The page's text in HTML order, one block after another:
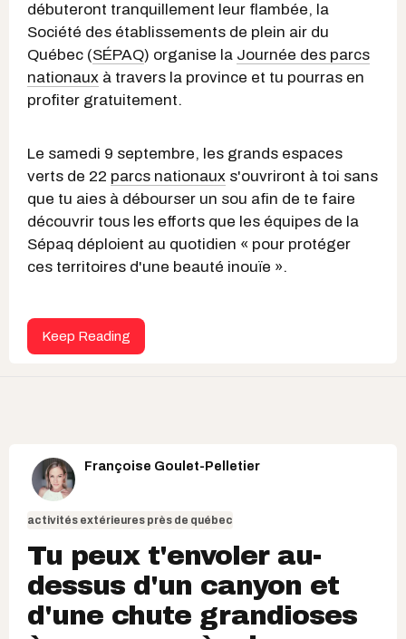
débuteront tranquillement leur flambée, la
Société des établissements de plein air du
Québec (SÉPAQ) organise la Journée des parcs
nationaux à travers la province et tu pourras en
profiter gratuitement.
Le samedi 9 septembre, les grands espaces
verts de 22 parcs nationaux s'ouvriront à toi sans
que tu aies à débourser un sou afin de te faire
découvrir tous les efforts que les équipes de la
Sépaq déploient au quotidien « pour protéger
ces territoires d'une beauté inouïe ».
Keep Reading
Françoise Goulet-Pelletier
activités extérieures près de québec
Tu peux t'envoler au-
dessus d'un canyon et
d'une chute grandioses